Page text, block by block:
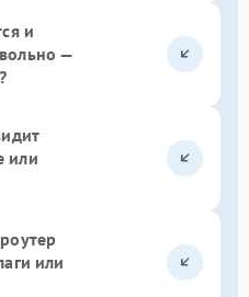
и
—
или
или